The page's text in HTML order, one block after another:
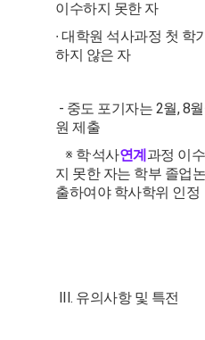
이수하지 못한 자
∙ 대학원 석사과정 첫 학
하지 않은 자
- 중도 포기자는 2월, 8
원 제출
※ 학·석사연계과정 이
지 못한 자는 학부 졸업
출하여야 학사학위 인정
III. 유의사항 및 특전